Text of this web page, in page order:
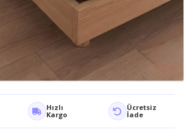
Hızlı
Kargo
Ücretsiz
İade